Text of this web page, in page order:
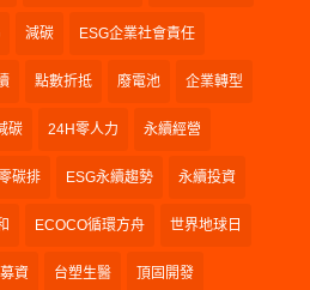
減碳 ESG企業社會責任
點數折抵 廢電池 企業轉型
碳 24H零人力 永續經營
碳排 ESG永續趨勢 永續投資
ECOCO循環方舟 世界地球日
募資 台塑生醫 頂固開發